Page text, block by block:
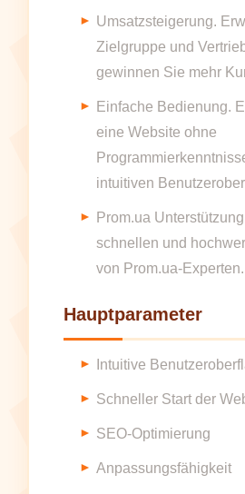
Umsatzsteigerung.
Zielgruppe und
gewinnen Sie mehr
Einfache Bedienung.
eine Website ohne
intuitiven
Prom.ua
schnellen und
von Prom.ua-Experten.
Hauptparameter
Intuitive
Schneller Start der
SEO-Optimierung
Anpassungsfähigkeit